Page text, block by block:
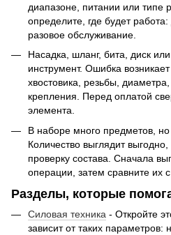
диапазоне, питании или типе
определите, где будет
разовое обслуживание.
Насадка, шланг, битa, диск
инструмент. Ошибка
хвостовика, резьбы,
крепления. Перед оплатой
элемента.
В наборе много предметов, но
Количество выглядит
проверку состава. Сначала
операции, затем сравните их
Разделы, которые
Силовая техника - Откройте
зависит от таких параметров: